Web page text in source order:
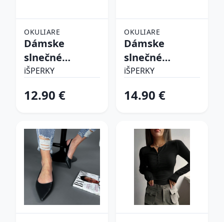
OKULIARE
Dámske
slnečné
okuliare
iŠPERKY
12.90 €
OKULIARE
Dámske
slnečné
okuliare
iŠPERKY
14.90 €